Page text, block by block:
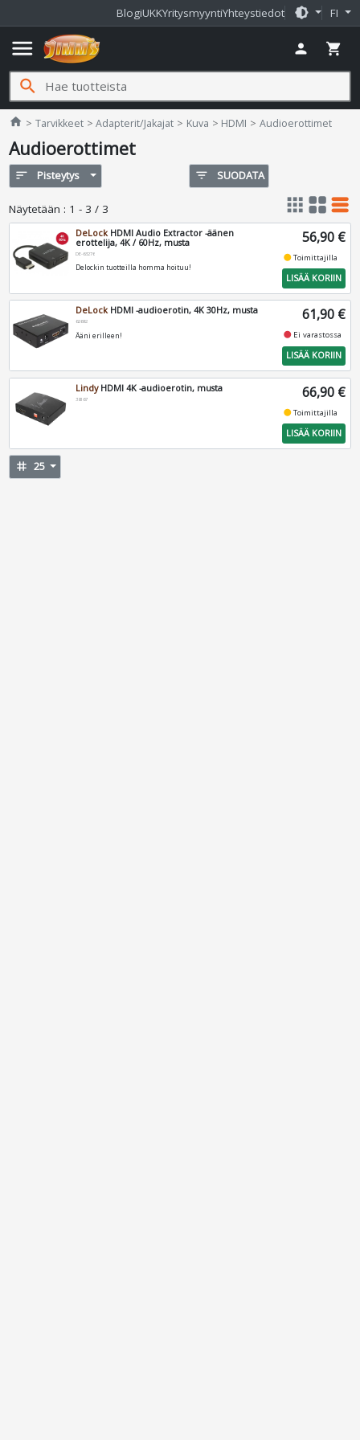
BlogiUKKYritysmyyntiYhteystiedot brightness_medium FI
menu person shopping_cart
search
home Jimms.fi
Tarvikkeet Adapterit/Jakajat Kuva HDMI Audioerottimet
Audioerottimet
sort Pisteytys filter_list SUODATA
Näytetään : 1 - 3 / 3 apps grid_view table_rows
DeLock HDMI Audio Extractor -äänen
erottelija, 4K / 60Hz, musta
DE-63276
Delockin tuotteilla homma hoituu!
56,90 €
fiber_manual_recordToimittajilla
LISÄÄ KORIIN
DeLockHDMI -audioerotin, 4K 30Hz, musta
62692
Ääni erilleen!
61,90 €
fiber_manual_record Ei varastossa
LISÄÄ KORIIN
LindyHDMI 4K -audioerotin, musta
38167 66,90 €
fiber_manual_recordToimittajilla
LISÄÄ KORIIN
tag 25